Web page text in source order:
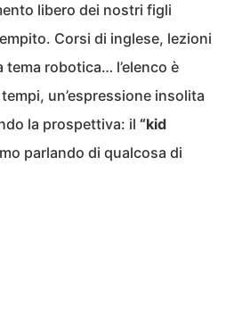
libero dei nostri figli
Corsi di inglese, lezioni
robotica… l’elenco è
un’espressione insolita
la prospettiva: il “kid
parlando di qualcosa di